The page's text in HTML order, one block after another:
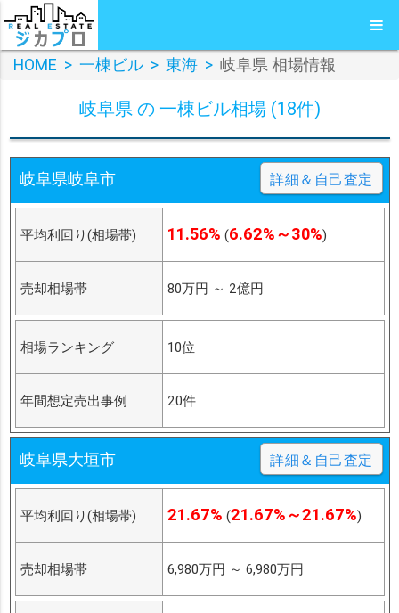
HOME > 一棟ビル > 東海 > 岐阜県 相場情報
岐阜県 の 一棟ビル相場 (18件)
岐阜県岐阜市 詳細＆自己査定
平均利回り(相場帯) 11.56% (6.62%～30%)
売却相場帯 80万円 ～ 2億円
相場ランキング 10位
年間想定売出事例 20件
岐阜県大垣市 詳細＆自己査定
平均利回り(相場帯) 21.67% (21.67%～21.67%)
売却相場帯 6,980万円 ～ 6,980万円